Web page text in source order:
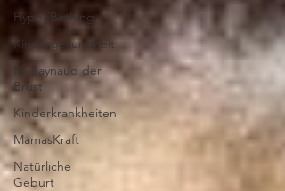
HypnoBirthing
Kindergesundheit
M. Raynaud der
Brust
Kinderkrankheiten
MamasKraft
Natürliche
Geburt